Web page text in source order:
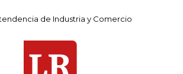
de Industria y Comercio